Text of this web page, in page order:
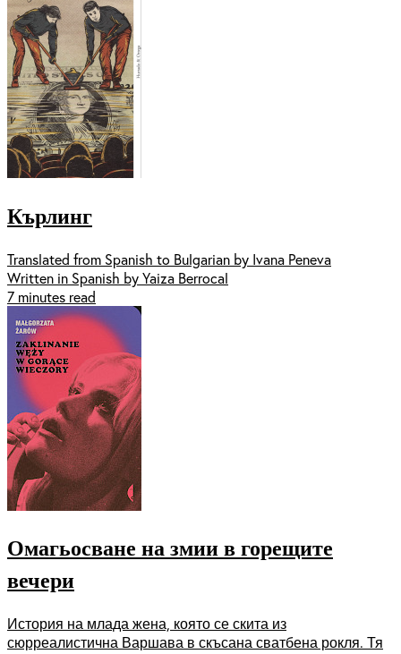
Кърлинг
Translated from Spanish to Bulgarian by Ivana Peneva
Written in Spanish by Yaiza Berrocal
7 minutes read
Омагьосване на змии в горещите
вечери
История на млада жена, която се скита из
сюрреалистична Варшава в скъсана сватбена рокля. Тя